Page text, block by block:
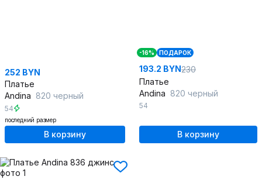
252 BYN
Платье
Andina 820 черный
54
последний размер
В корзину
-16% ПОДАРОК
193.2 BYN230
Платье
Andina 820 черный
54
В корзину